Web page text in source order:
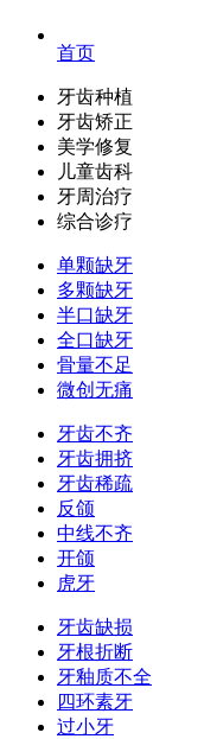
首页
牙齿种植
牙齿矫正
美学修复
儿童齿科
牙周治疗
综合诊疗
单颗缺牙
多颗缺牙
半口缺牙
全口缺牙
骨量不足
微创无痛
牙齿不齐
牙齿拥挤
牙齿稀疏
反颌
中线不齐
开颌
虎牙
牙齿缺损
牙根折断
牙釉质不全
四环素牙
过小牙